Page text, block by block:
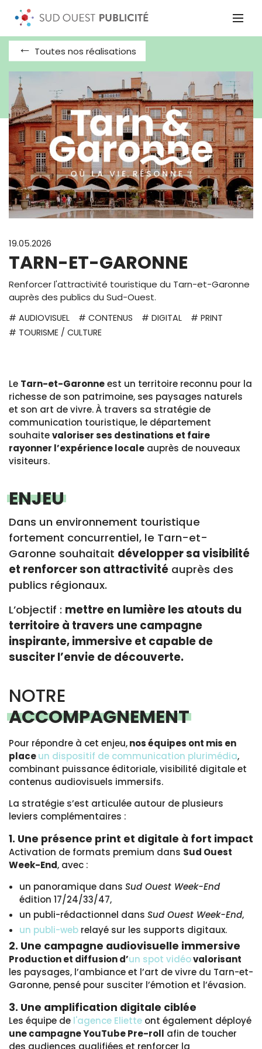
Toutes nos réalisations
19.05.2026
TARN-ET-GARONNE
Renforcer l'attractivité touristique du Tarn-et-Garonne
auprès des publics du Sud-Ouest.
# AUDIOVISUEL # CONTENUS # DIGITAL
# PRINT
# TOURISME / CULTURE
Le Tarn-et-Garonneest un territoire reconnu pour la
richesse de son patrimoine, ses paysages naturels
et son art de vivre. À travers sa stratégie de
communication touristique, le département
souhaitevaloriser ses destinations et faire
rayonner l’expérience locale auprès de nouveaux
visiteurs.
ENJEU
Dans un environnement touristique
fortement concurrentiel, le Tarn-et-
Garonne souhaitait développer sa visibilité
et renforcer son attractivité auprès des
publics régionaux.
L’objectif : mettre en lumière les atouts du
territoire à travers une campagne
inspirante, immersive et capable de
susciter l’envie de découverte.
NOTRE
ACCOMPAGNEMENT
Pour répondre à cet enjeu,nos équipes ont mis en
placeun dispositif de communication plurimédia,
combinant puissance éditoriale, visibilité digitale et
contenus audiovisuels immersifs.
La stratégie s’est articulée autour de plusieurs
leviers complémentaires :
1. Une présence print et digitale à fort impact
Activation de formats premium dans Sud Ouest
Week-End, avec :
un panoramique dans Sud Ouest Week-End
édition 17/24/33/47,
un publi-rédactionnel dans Sud Ouest Week-End,
un publi-web relayé sur les supports digitaux.
2. Une campagne audiovisuelle immersive
Production et diffusion d’un spot vidéovalorisant
les paysages, l’ambiance et l’art de vivre du Tarn-et-
Garonne, pensé pour susciter l’émotion et l’évasion.
3. Une amplification digitale ciblée
Les équipe de l'agence Eliette ont également déployé
une campagne YouTube Pre-roll afin de toucher
des audiences qualifiées et renforcer la